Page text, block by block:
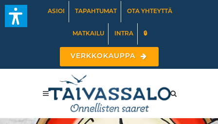
ASIOI TAPAHTUMAT OTA YHTEYTTÄ
MATKAILU INTRA 🔒
VERKKOKAUPPA